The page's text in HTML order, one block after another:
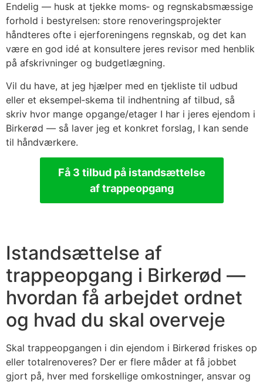
Endelig — husk at tjekke moms‑ og regnskabsmæssige
forhold i bestyrelsen: store renoveringsprojekter
håndteres ofte i ejerforeningens regnskab, og det kan
være en god idé at konsultere jeres revisor med henblik
på afskrivninger og budgetlægning.
Vil du have, at jeg hjælper med en tjekliste til udbud
eller et eksempel‑skema til indhentning af tilbud, så
skriv hvor mange opgange/etager I har i jeres ejendom i
Birkerød — så laver jeg et konkret forslag, I kan sende
til håndværkere.
Få 3 tilbud på istandsættelse
af trappeopgang
Istandsættelse af
trappeopgang i Birkerød —
hvordan få arbejdet ordnet
og hvad du skal overveje
Skal trappeopgangen i din ejendom i Birkerød friskes op
eller totalrenoveres? Der er flere måder at få jobbet
gjort på, hver med forskellige omkostninger, ansvar og